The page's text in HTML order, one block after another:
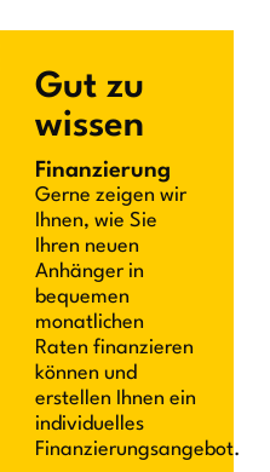
Gut zu
wissen
Finanzierung
Gerne zeigen wir
Ihnen, wie Sie
Ihren neuen
Anhänger in
bequemen
monatlichen
Raten finanzieren
können und
erstellen Ihnen ein
individuelles
Finanzierungsangebot.